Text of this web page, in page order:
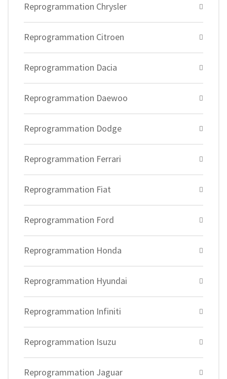
Reprogrammation Chrysler
Reprogrammation Citroen
Reprogrammation Dacia
Reprogrammation Daewoo
Reprogrammation Dodge
Reprogrammation Ferrari
Reprogrammation Fiat
Reprogrammation Ford
Reprogrammation Honda
Reprogrammation Hyundai
Reprogrammation Infiniti
Reprogrammation Isuzu
Reprogrammation Jaguar